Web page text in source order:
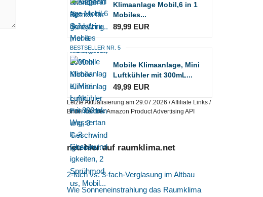
Klimaanlage Mobil,6 in 1
Mobiles...
89,99 EUR
BESTSELLER NR. 5
Mobile Klimaanlage, Mini
Luftkühler mit 300mL...
49,99 EUR
Letzte Aktualisierung am 29.07.2026 / Affiliate Links /
Bilder von der Amazon Product Advertising API
neu hier auf raumklima.net
2-fach vs. 3-fach-Verglasung im Altbau
Wie Sonneneinstrahlung das Raumklima